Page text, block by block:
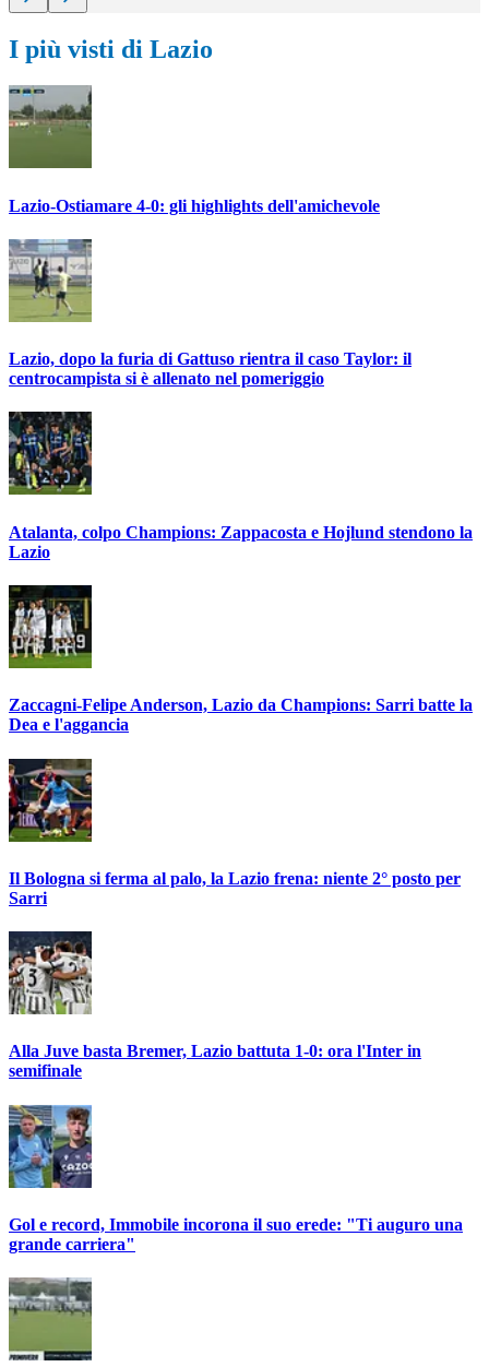
I più visti di Lazio
Lazio-Ostiamare 4-0: gli highlights dell'amichevole
Lazio, dopo la furia di Gattuso rientra il caso Taylor: il
centrocampista si è allenato nel pomeriggio
Atalanta, colpo Champions: Zappacosta e Hojlund stendono la
Lazio
Zaccagni-Felipe Anderson, Lazio da Champions: Sarri batte la
Dea e l'aggancia
Il Bologna si ferma al palo, la Lazio frena: niente 2° posto per
Sarri
Alla Juve basta Bremer, Lazio battuta 1-0: ora l'Inter in
semifinale
Gol e record, Immobile incorona il suo erede: "Ti auguro una
grande carriera"